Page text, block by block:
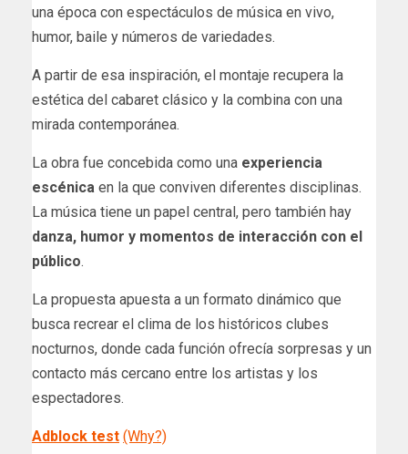
una época con espectáculos de música en vivo,
humor, baile y números de variedades.
A partir de esa inspiración, el montaje recupera la
estética del cabaret clásico y la combina con una
mirada contemporánea.
La obra fue concebida como una experiencia
escénica en la que conviven diferentes disciplinas.
La música tiene un papel central, pero también hay
danza, humor y momentos de interacción con el
público.
La propuesta apuesta a un formato dinámico que
busca recrear el clima de los históricos clubes
nocturnos, donde cada función ofrecía sorpresas y un
contacto más cercano entre los artistas y los
espectadores.
Adblock test (Why?)